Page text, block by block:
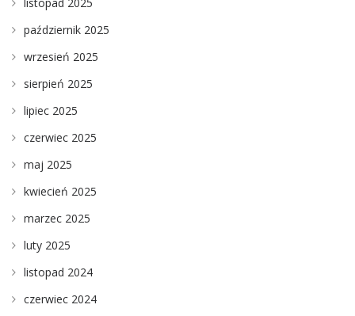
listopad 2025
październik 2025
wrzesień 2025
sierpień 2025
lipiec 2025
czerwiec 2025
maj 2025
kwiecień 2025
marzec 2025
luty 2025
listopad 2024
czerwiec 2024